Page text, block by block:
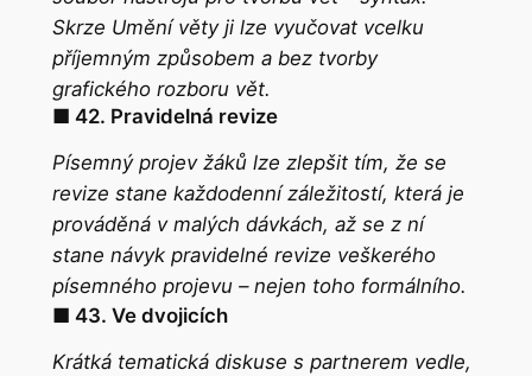
Skrze Umění větyji lze vyučovat vcelku
příjemným způsobem a bez tvorby
grafického rozboru vět.
■ 42. Pravidelná revize
Písemný projev žáků lze zlepšit tím, že se
revize stane každodenní záležitostí, která je
prováděná v malých dávkách, až se z ní
stane návyk pravidelné revize veškerého
písemného projevu – nejen toho formálního.
■ 43. Ve dvojicích
Krátká tematická diskuse s partnerem vedle,